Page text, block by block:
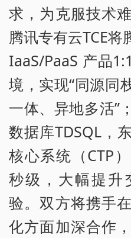
求，为克服技术
腾讯专有云TCE
IaaS/PaaS 产品
境，实现“同源同
一体、异地多活”
数据库TDSQL，
核心系统（CTP
秒级，大幅提升
验。双方将携手
化方面加深合作